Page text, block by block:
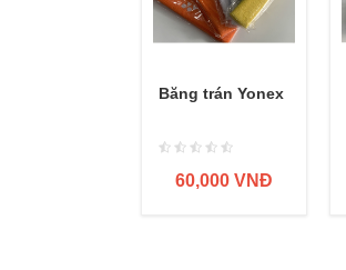
Băng trán Yonex
60,000 VNĐ